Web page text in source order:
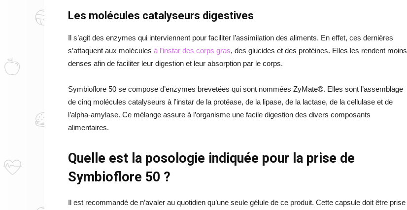
Les molécules catalyseurs digestives
Il s’agit des enzymes qui interviennent pour faciliter l’assimilation des aliments. En effet, ces dernières
s’attaquent aux molécules à l’instar des corps gras, des glucides et des protéines. Elles les rendent moins
denses afin de faciliter leur digestion et leur absorption par le corps.
Symbioflore 50 se compose d’enzymes brevetées qui sont nommées ZyMate®. Elles sont l’assemblage
de cinq molécules catalyseurs à l’instar de la protéase, de la lipase, de la lactase, de la cellulase et de
l’alpha-amylase. Ce mélange assure à l’organisme une facile digestion des divers composants
alimentaires.
Quelle est la posologie indiquée pour la prise de
Symbioflore 50 ?
Il est recommandé de n’avaler au quotidien qu’une seule gélule de ce produit. Cette capsule doit être prise